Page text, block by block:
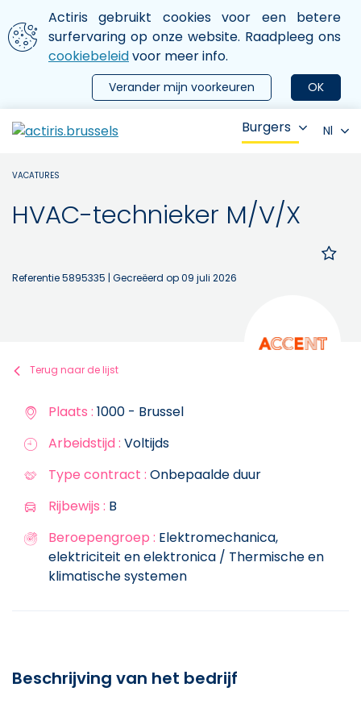
Aller au contenu principal
We gebruiken cookies
Actiris gebruikt cookies voor een betere
surfervaring op onze website. Raadpleeg ons
cookiebeleidvoor meer info.
OK
Verander mijn voorkeuren
le menu
Burgers Nl
VACATURES
HVAC-technieker M/V/X
Referentie 5895335 | Gecreëerd op 09 juli 2026
Terug naar de lijst
Plaats : 1000 - Brussel
Arbeidstijd : Voltijds
Type contract : Onbepaalde duur
Rijbewijs : B
Beroepengroep : Elektromechanica,
elektriciteit en elektronica / Thermische en
klimatische systemen
Beschrijving van het bedrijf